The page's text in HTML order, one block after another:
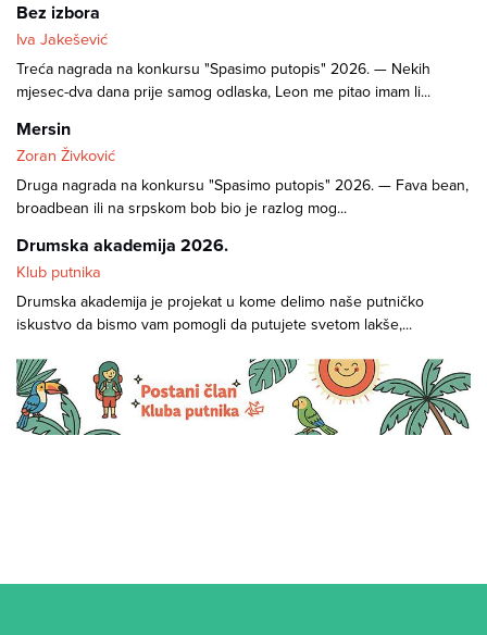
Bez izbora
Iva Jakešević
Treća nagrada na konkursu "Spasimo putopis" 2026. — Nekih
mjesec-dva dana prije samog odlaska, Leon me pitao imam li...
Mersin
Zoran Živković
Druga nagrada na konkursu "Spasimo putopis" 2026. — Fava bean,
broadbean ili na srpskom bob bio je razlog mog...
Drumska akademija 2026.
Klub putnika
Drumska akademija je projekat u kome delimo naše putničko
iskustvo da bismo vam pomogli da putujete svetom lakše,...